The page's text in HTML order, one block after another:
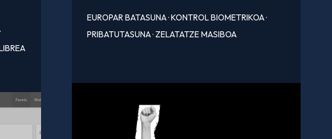
EUROPAR BATASUNA·KONTROL BIOMETRIKOA·
PRIBATUTASUNA· ZELATATZE MASIBOA